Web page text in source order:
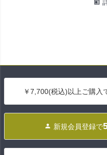
￥7,700(税込)以上ご購入
新規会員登録で